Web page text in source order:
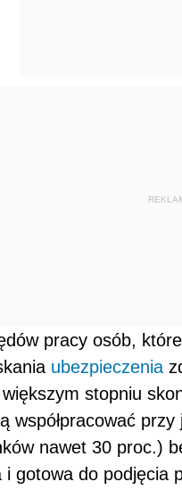
pracy osób,
ubezpieczenia
większym stopniu
współpracować
nawet 30 proc.)
gotowa do podjęcia